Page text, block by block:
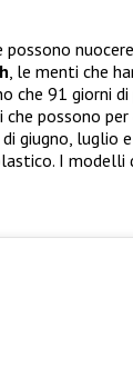
, le menti che
che 91 giorni
possono
giugno, luglio
I modelli